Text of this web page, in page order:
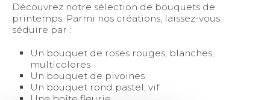
Découvrez notre sélection de bouquets de
printemps. Parmi nos créations, laissez-vous
séduire par :
Un bouquet de roses rouges, blanches,
multicolores
Un bouquet de pivoines
Un bouquet rond pastel, vif